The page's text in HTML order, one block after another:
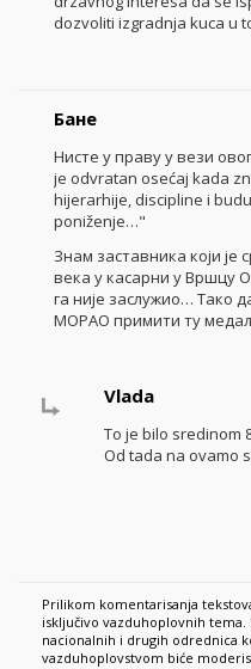
dozvoliti izgradnja kuca u
Бане
Нисте у праву у вези
je odvratan osećaj kada
hijerarhije, discipline i
poniženje…"
Знам заставника који
века у касарни у Вршцу
га није заслужио… Тако
МОРАО примити ту
Vlada
To je bilo sredinom
Od tada na ovamo
Prilikom komentarisanja
isključivo vazduhoplovnih
nacionalnih i drugih odrednica
vazduhoplovstvom biće